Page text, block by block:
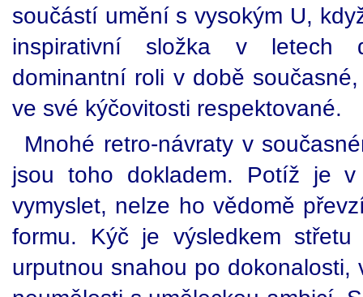
součástí umění s vysokým U,
inspirativní složka v letech
dominantní roli v době
ve své kýčovitosti respektované.
Mnohé retro-návraty v
jsou toho dokladem. Potíž je
vymyslet, nelze ho vědomě
formu. Kýč je výsledkem
urputnou snahou po dokonalosti,